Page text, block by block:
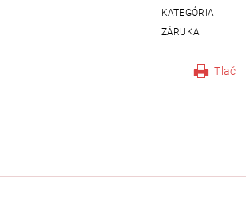
KATEGÓRIA
ZÁRUKA
Tlač